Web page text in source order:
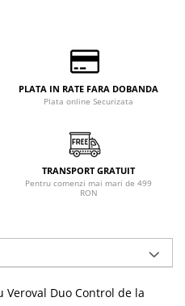
PLATA IN RATE FARA DOBANDA
Plata online Securizata
TRANSPORT GRATUIT
Pentru comenzi mai mari de 499
RON
Duo Control de la